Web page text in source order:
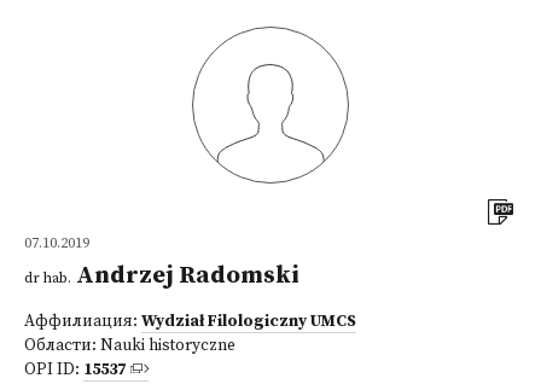
07.10.2019
dr hab. Andrzej Radomski
Аффилиация: Wydział Filologiczny UMCS
Области: Nauki historyczne
OPI ID: 15537